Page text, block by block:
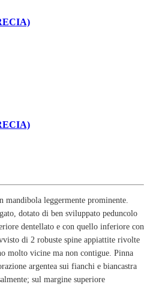
mandibola leggermente prominente.
dotato di ben sviluppato peduncolo
dentellato e con quello inferiore con
di 2 robuste spine appiattite rivolte
molto vicine ma non contigue. Pinna
argentea sui fianchi e biancastra
sul margine superiore